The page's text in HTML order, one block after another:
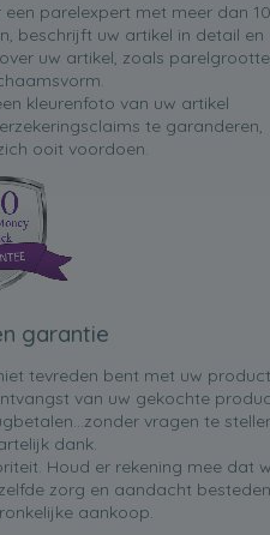
parelexpert met meer dan 10
beschrijft uw artikel in detail en
uw artikel, zoals
kleurenfoto van uw artikel
te garanderen,
ooit voordoen.
garantie
tevreden bent met uw
van uw gekochte
vragen te
dank.
Houd er rekening mee dat
zorg en aandacht besteden
aankoop.